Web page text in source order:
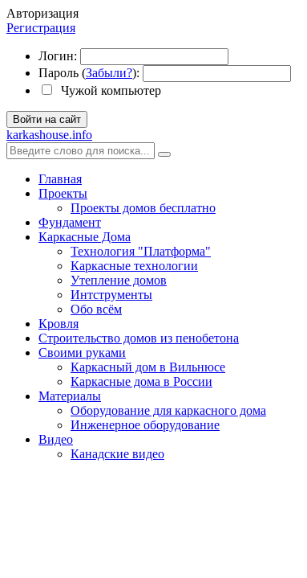
Авторизация
Регистрация
Логин:
Пароль (Забыли?):
Чужой компьютер
Войти на сайт
karkashouse.info
Главная
Проекты
Проекты домов бесплатно
Фундамент
Каркасные Дома
Технология "Платформа"
Каркасные технологии
Утепление домов
Интструменты
Обо всём
Кровля
Строительство домов из пенобетона
Своими руками
Каркасный дом в Вильнюсе
Каркасные дома в России
Материалы
Оборудование для каркасного дома
Инженерное оборудование
Видео
Канадские видео